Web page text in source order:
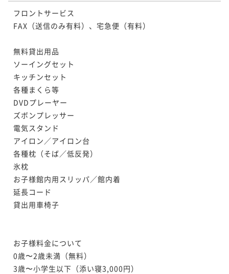
フロントサービス
FAX（送信のみ有料）、宅急便（有料）
無料貸出用品
ソーイングセット
キッチンセット
各種まくら等
DVDプレーヤー
ズボンプレッサー
電気スタンド
アイロン／アイロン台
各種枕（そば／低反発）
氷枕
お子様館内用スリッパ／館内着
延長コード
貸出用車椅子
お子様料金について
0歳〜2歳未満（無料）
3歳〜小学生以下（添い寝3,000円）